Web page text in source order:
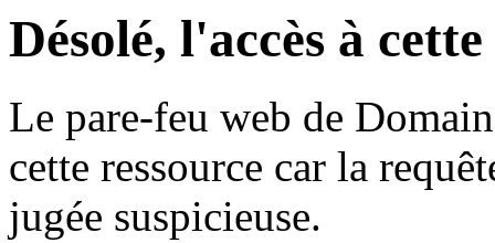
Désolé, l'accès à
Le pare-feu web de
cette ressource car la
jugée suspicieuse.